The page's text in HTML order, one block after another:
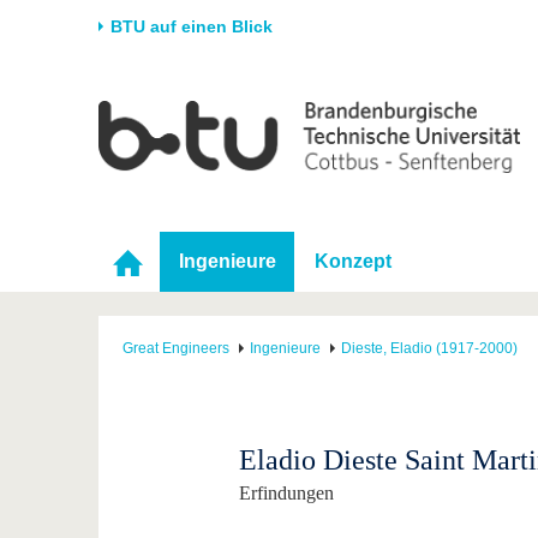
BTU auf einen Blick
Universität
Karriere & Engagement
Partnerschaften &
Strukturwandel
Forschung
Förderung
Wissenschaftlicher
Nachwuchs
Ingenieure Konzept
Great Engineers Ingenieure Dieste, Eladio (1917-2000)
Eladio Dieste Saint
Erfindungen